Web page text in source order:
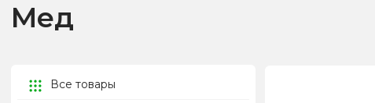
Мед
Все товары